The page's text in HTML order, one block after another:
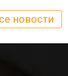
новости